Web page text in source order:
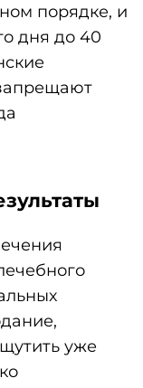
порядке, и
дня до 40
уже